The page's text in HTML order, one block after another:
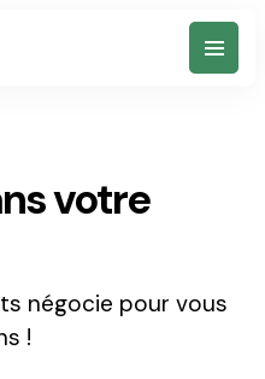
votre
négocie pour vous
!